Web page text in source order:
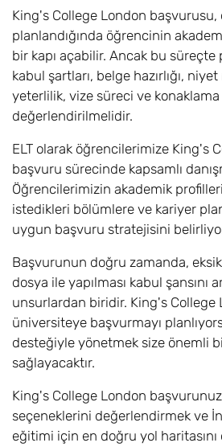
King's College London başvurusu,
planlandığında öğrencinin
bir kapı açabilir. Ancak bu
kabul şartları, belge hazırlığı,
yeterlilik, vize süreci ve
değerlendirilmelidir.
ELT olarak öğrencilerimize King's
başvuru sürecinde kapsamlı
Öğrencilerimizin akademik
istedikleri bölümlere ve kariyer
uygun başvuru stratejisini
Başvurunun doğru zamanda,
dosya ile yapılması kabul şansını
unsurlardan biridir. King's
üniversiteye başvurmayı
desteğiyle yönetmek size önemli
sağlayacaktır.
King's College London
seçeneklerini değerlendirmek ve
eğitimi için en doğru yol